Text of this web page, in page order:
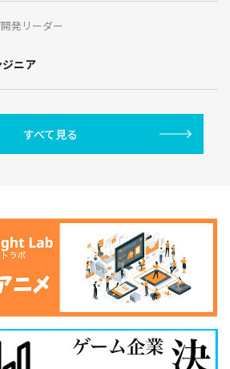
発リーダー
ニア
すべて見る